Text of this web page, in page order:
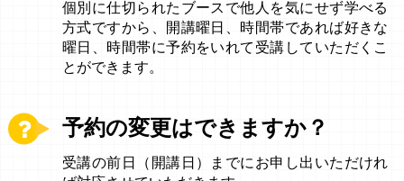
個別に仕切られたブースで他人を気にせず学べる
方式ですから、開講曜日、時間帯であれば好きな
曜日、時間帯に予約をいれて受講していただくこ
とができます。
予約の変更はできますか？
受講の前日（開講日）までにお申し出いただけれ